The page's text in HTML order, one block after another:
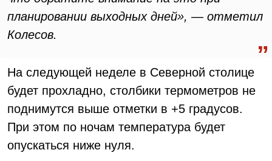
планировании выходных дней», — отметил
Колесов.
На следующей неделе в Северной столице
будет прохладно, столбики термометров не
поднимутся выше отметки в +5 градусов.
При этом по ночам температура будет
опускаться ниже нуля.